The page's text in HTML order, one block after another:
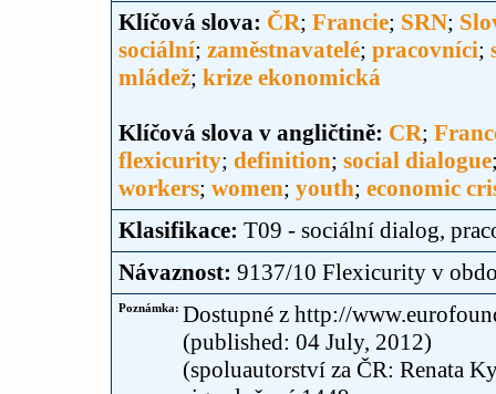
Klíčová slova: ČR; Francie; SRN;
sociální; zaměstnavatelé; pracovníci;
mládež; krize ekonomická
Klíčová slova v angličtině: CR;
flexicurity; definition; social dialogue
workers; women; youth; economic
Klasifikace: T09 - sociální dialog,
Návaznost: 9137/10 Flexicurity v
Poznámka: Dostupné z http://
(published: 04 July, 2012)
(spoluautorství za ČR: Renata